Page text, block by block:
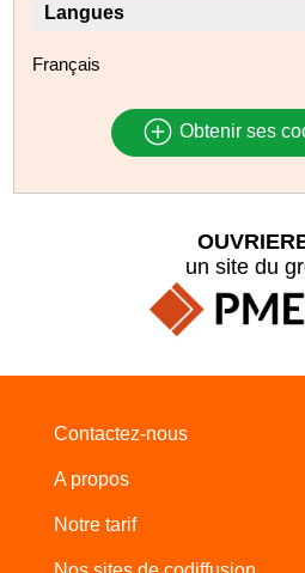
Langues
Français
Obtenir ses
un site du
Contactez-nous
A propos
Notre tarif